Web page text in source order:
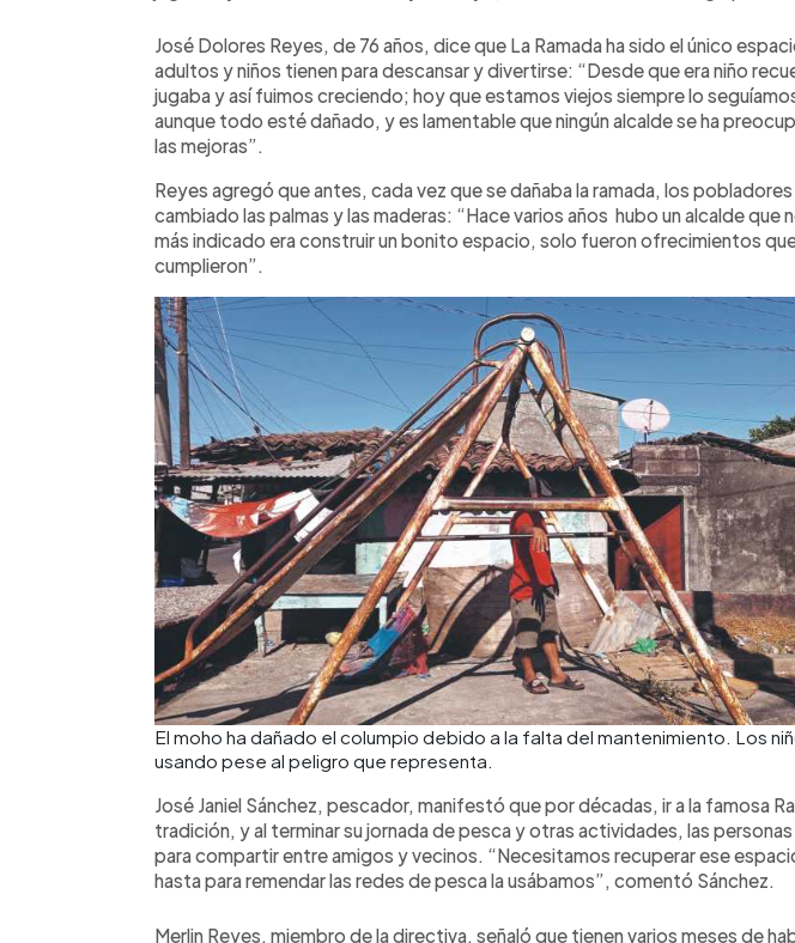
José Dolores Reyes, de 76 años, dice que La Ramada ha sido el único
adultos y niños tienen para descansar y divertirse: “Desde que era niño
jugaba y así fuimos creciendo; hoy que estamos viejos siempre lo
aunque todo esté dañado, y es lamentable que ningún alcalde se ha
las mejoras”.
Reyes agregó que antes, cada vez que se dañaba la ramada, los pobladores
cambiado las palmas y las maderas: “Hace varios años hubo un alcalde que
más indicado era construir un bonito espacio, solo fueron ofrecimientos
cumplieron”.
El moho ha dañado el columpio debido a la falta del mantenimiento. Los
usando pese al peligro que representa.
José Janiel Sánchez, pescador, manifestó que por décadas, ir a la famosa
tradición, y al terminar su jornada de pesca y otras actividades, las personas
para compartir entre amigos y vecinos. “Necesitamos recuperar ese
hasta para remendar las redes de pesca la usábamos”, comentó Sánchez.
Merlin Reyes, miembro de la directiva, señaló que tienen varios meses de